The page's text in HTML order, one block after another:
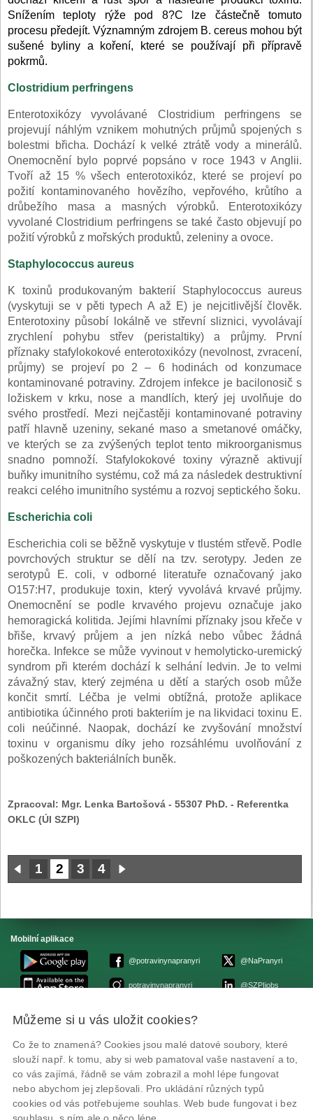
Snížením teploty rýže pod 8?C lze částečně tomuto
procesu předejít. Významným zdrojem B. cereus mohou být
sušené byliny a koření, které se používají při přípravě
pokrmů.
Clostridium perfringens
Enterotoxikózy vyvolávané Clostridium perfringens se
projevují náhlým vznikem mohutných průjmů spojených s
bolestmi břicha. Dochází k velké ztrátě vody a minerálů.
Onemocnění bylo poprvé popsáno v roce 1943 v Anglii.
Tvoří až 15 % všech enterotoxikóz, které se projeví po
požití kontaminovaného hovězího, vepřového, krůtího a
drůbežího masa a masných výrobků. Enterotoxikózy
vyvolané Clostridium perfringens se také často objevují po
požití výrobků z mořských produktů, zeleniny a ovoce.
Staphylococcus aureus
K toxinů produkovaným bakterií Staphylococcus aureus
(vyskytuji se v pěti typech A až E) je nejcitlivější člověk.
Enterotoxiny působí lokálně ve střevní sliznici, vyvolávají
zrychlení pohybu střev (peristaltiky) a průjmy. První
příznaky stafylokokové enterotoxikózy (nevolnost, zvracení,
průjmy) se projeví po 2 – 6 hodinách od konzumace
kontaminované potraviny. Zdrojem infekce je bacilonosič s
ložiskem v krku, nose a mandlích, který jej uvolňuje do
svého prostředí. Mezi nejčastěji kontaminované potraviny
patří hlavně uzeniny, sekané maso a smetanové omáčky,
ve kterých se za zvýšených teplot tento mikroorganismus
snadno pomnoží. Stafylokokové toxiny výrazně aktivují
buňky imunitního systému, což má za následek destruktivní
reakci celého imunitního systému a rozvoj septického šoku.
Escherichia coli
Escherichia coli se běžně vyskytuje v tlustém střevě. Podle
povrchových struktur se dělí na tzv. serotypy. Jeden ze
serotypů E. coli, v odborné literatuře označovaný jako
O157:H7, produkuje toxin, který vyvolává krvavé průjmy.
Onemocnění se podle krvavého projevu označuje jako
hemoragická kolitida. Jejími hlavními příznaky jsou křeče v
břiše, krvavý průjem a jen nízká nebo vůbec žádná
horečka. Infekce se může vyvinout v hemolyticko-uremický
syndrom při kterém dochází k selhání ledvin. Je to velmi
závažný stav, který zejména u dětí a starých osob může
končit smrtí. Léčba je velmi obtížná, protože aplikace
antibiotika účinného proti bakteriím je na likvidaci toxinu E.
coli neúčinné. Naopak, dochází ke zvyšování množství
toxinu v organismu díky jeho rozsáhlému uvolňování z
poškozených bakteriálních buněk.
Zpracoval: Mgr. Lenka Bartošová - 55307 PhD. - Referentka
OKLC (ÚI SZPI)
1 2 3 4
Mobilní aplikace
@potravinynapranyri
potravinynapranyri
@NaPranyri
@SZPIjobs
© Státní zemědělská a potravinářská inspekce 2026.
ID datové schránky: avraiqg
IČO: 75014149, DIČ: CZ75014149
Prohlášení o přístupnosti|Zásady ochrany soukromí
Můžeme si u vás uložit cookies?
Co že to znamená? Cookies jsou malé datové soubory, které
slouží např. k tomu, aby si web pamatoval vaše nastavení a to,
co vás zajímá, řádně se vám zobrazil a mohl lépe fungovat
nebo abychom jej zlepšovali. Pro ukládání různých typů
cookies od vás potřebujeme souhlas. Web bude fungovat i bez
souhlasu, s ním ale o něco lépe.